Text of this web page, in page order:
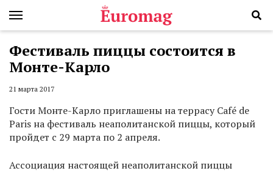
Фестиваль пиццы состоится в
Монте-Карло
21 марта 2017
Гости Монте-Карло приглашены на террасу Café de
Paris на фестиваль неаполитанской пиццы, который
пройдет с 29 марта по 2 апреля.
Ассоциация настоящей неаполитанской пиццы